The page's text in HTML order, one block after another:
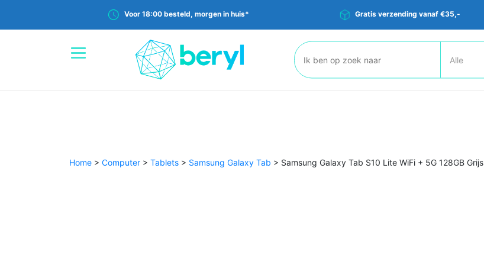
Voor 18:00 besteld, morgen in huis* Gratis verzending vanaf €35,-
Zoeken:
Home > Computer > Tablets > Samsung Galaxy Tab > Samsung Galaxy Tab S10 Lite WiFi + 5G 128GB Grijs